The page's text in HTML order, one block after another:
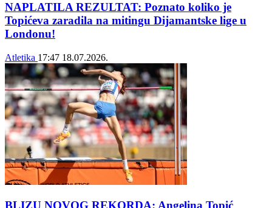
NAPLATILA REZULTAT: Poznato koliko je
Topićeva zaradila na mitingu Dijamantske lige u
Londonu!
Atletika 17:47 18.07.2026.
BLIZU NOVOG REKORDA: Angelina Topić